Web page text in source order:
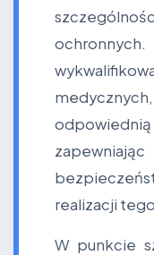
ochronnych.
realizacji
W punkcie